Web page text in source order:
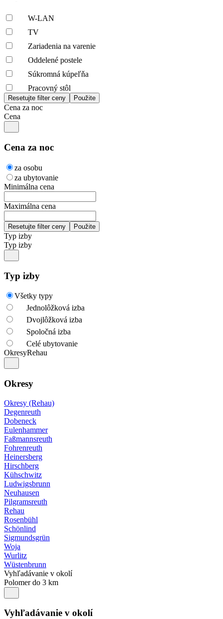
W-LAN
TV
Zariadenia na varenie
Oddelené postele
Súkromná kúpeľňa
Pracovný stôl
Cena za noc
Cena
Cena za noc
za osobu
za ubytovanie
Minimálna cena
Maximálna cena
Typ izby
Typ izby
Typ izby
Všetky typy
Jednolôžková izba
Dvojlôžková izba
Spoločná izba
Celé ubytovanie
OkresyRehau
Okresy
Okresy (Rehau)
Degenreuth
Dobeneck
Eulenhammer
Faßmannsreuth
Fohrenreuth
Heinersberg
Hirschberg
Kühschwitz
Ludwigsbrunn
Neuhausen
Pilgramsreuth
Rehau
Rosenbühl
Schönlind
Sigmundsgrün
Woja
Wurlitz
Wüstenbrunn
Vyhľadávanie v okolí
Polomer do 3 km
Vyhľadávanie v okolí